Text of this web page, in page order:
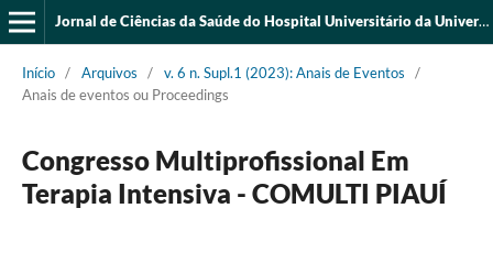
Jornal de Ciências da Saúde do Hospital Universitário da Universidade Federal do Piauí
Início / Arquivos / v. 6 n. Supl.1 (2023): Anais de Eventos
/
Anais de eventos ou Proceedings
Congresso Multiprofissional Em
Terapia Intensiva - COMULTI PIAUÍ